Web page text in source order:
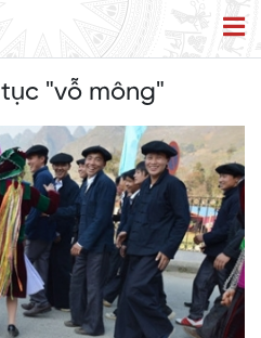
tục "vỗ mông"